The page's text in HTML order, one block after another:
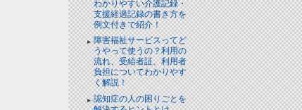
わかりやすい介護記録・
支援経過記録の書き方を
例文付きで紹介！
障害福祉サービスってど
うやって使うの？利用の
流れ、受給者証、利用者
負担についてわかりやす
く解説！
認知症の人の困りごとを